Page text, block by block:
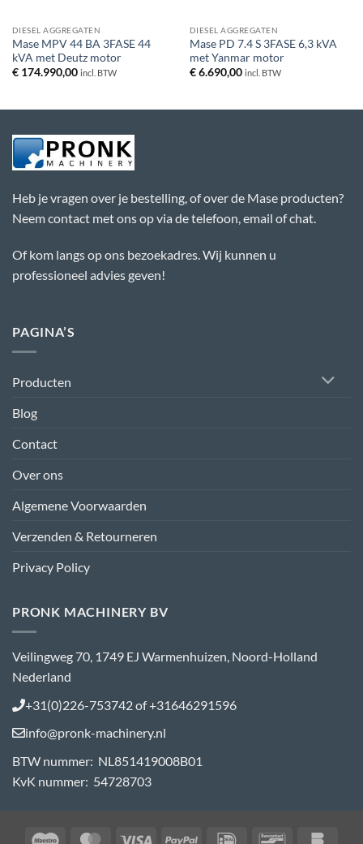
DIESEL AGGREGATEN
Mase MPV 44 BA 3FASE 44
kVA met Deutz motor
€174.990,00 incl. BTW
DIESEL AGGREGATEN
Mase PD 7.4 S 3FASE 6,3 kVA
met Yanmar motor
€6.690,00 incl. BTW
Heb je vragen over je bestelling, of over de Mase producten?
Neem contact met ons op via de telefoon, email of chat.
Of kom langs op ons bezoekadres. Wij kunnen u
professioneel advies geven!
PAGINA’S
Producten
Blog
Contact
Over ons
Algemene Voorwaarden
Verzenden & Retourneren
Privacy Policy
PRONK MACHINERY BV
Veilingweg 70, 1749 EJ Warmenhuizen, Noord-Holland
Nederland
+31(0)226-753742 of +31646291596
info@pronk-machinery.nl
BTW nummer: NL851419008B01
KvK nummer: 54728703
Maestro MasterCardVisa PayPal IDeal Bancontact